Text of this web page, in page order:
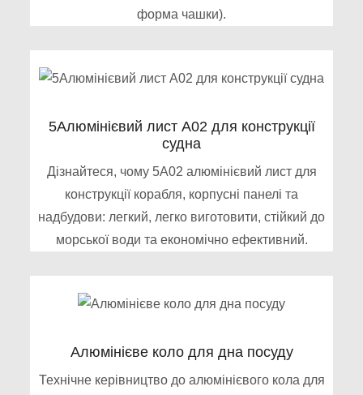
форма чашки).
5Алюмінієвий лист А02 для конструкції
судна
Дізнайтеся, чому 5A02 алюмінієвий лист для
конструкції корабля, корпусні панелі та
надбудови: легкий, легко виготовити, стійкий до
морської води та економічно ефективний.
Алюмінієве коло для дна посуду
Технічне керівництво до алюмінієвого кола для